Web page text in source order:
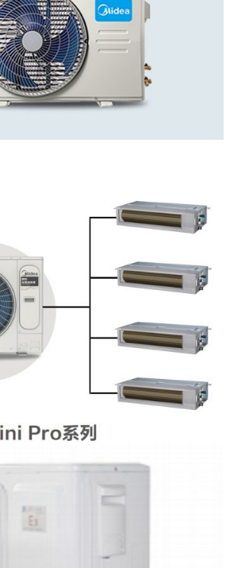
分布在老城片区，涵盖办公、商业以及部分居住建
备老化，室内温控体验有限，很多业主会考虑...
汉别墅装什么中央空调好
季闷热酷暑，梅雨季湿度居高不下，冬季又伴随湿
多、房间数量多，还常会带有地下室、挑空客...